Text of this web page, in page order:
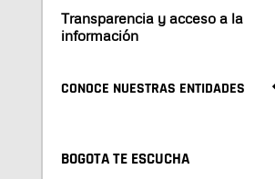
Transparencia y acceso a la
información
CONOCE NUESTRAS ENTIDADES
BOGOTA TE ESCUCHA